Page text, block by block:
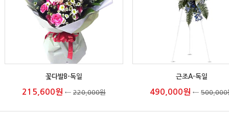
꽃다발B-독일
215,600원 ← 220,000원
근조A-독일
490,000원 ← 500,000